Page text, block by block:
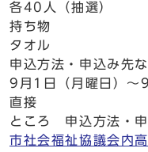
各40人（抽選）
持ち物
タオル
申込方法・申込み先
9月1日（月曜日）～
直接
ところ 申込方法・
市社会福祉協議会内